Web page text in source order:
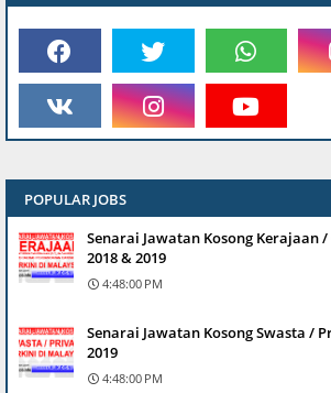
POPULAR JOBS
Senarai Jawatan Kosong Kerajaan
2018 & 2019
4:48:00 PM
Senarai Jawatan Kosong Swasta /
2019
4:48:00 PM